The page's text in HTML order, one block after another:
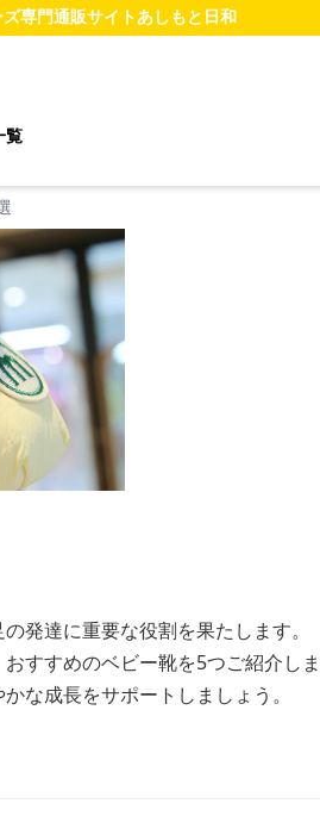
ズ専門通販サイトあしもと日和
覧
発達に重要な役割を果たします。
すすめのベビー靴を5つご紹介し
な成長をサポートしましょう。